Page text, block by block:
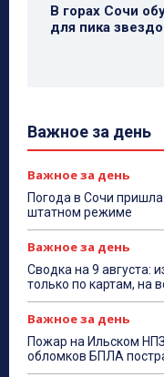
В горах Сочи
для пика
Важное за день
Важное за день
Погода в Сочи
штатном режиме
Важное за день
Сводка на 9 августа:
только по картам, на
Важное за день
Пожар на Ильском
обломков БПЛА